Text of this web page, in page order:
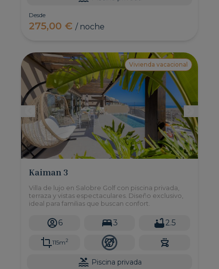
Desde
275,00 €/ noche
Vivienda vacacional
Kaiman 3
Villa de lujo en Salobre Golf con piscina privada,
terraza y vistas espectaculares. Diseño exclusivo,
ideal para familias que buscan confort.
6 3 2.5
115m2
Piscina privada